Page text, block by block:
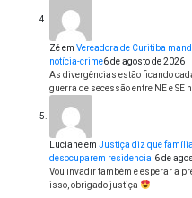
Zéem Vereadora de Curitiba
notícia-crime6 de agosto de 2026
As divergências estão ficando
guerra de secessão entre NE e SE
Lucianeem Justiça diz que
desocuparem residencial 6 de
Vou invadir também e esperar a
isso, obrigado justiça